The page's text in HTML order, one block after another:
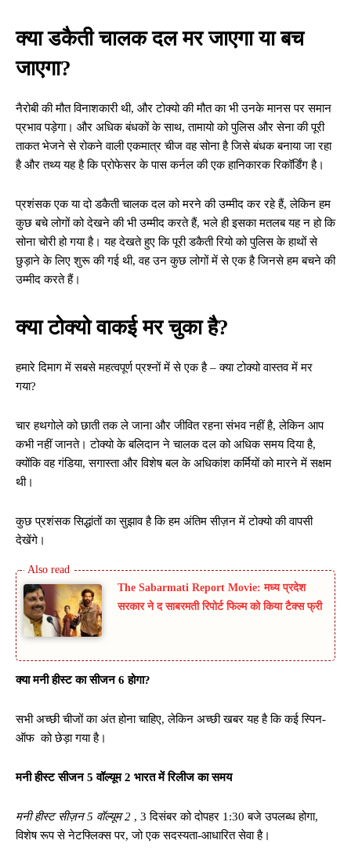
क्या डकैती चालक दल मर जाएगा या बच
जाएगा?
नैरोबी की मौत विनाशकारी थी, और टोक्यो की मौत का भी उनके मानस पर समान
प्रभाव पड़ेगा। और अधिक बंधकों के साथ, तामायो को पुलिस और सेना की पूरी
ताकत भेजने से रोकने वाली एकमात्र चीज वह सोना है जिसे बंधक बनाया जा रहा
है और तथ्य यह है कि प्रोफेसर के पास कर्नल की एक हानिकारक रिकॉर्डिंग है।
प्रशंसक एक या दो डकैती चालक दल को मरने की उम्मीद कर रहे हैं, लेकिन हम
कुछ बचे लोगों को देखने की भी उम्मीद करते हैं, भले ही इसका मतलब यह न हो कि
सोना चोरी हो गया है। यह देखते हुए कि पूरी डकैती रियो को पुलिस के हाथों से
छुड़ाने के लिए शुरू की गई थी, वह उन कुछ लोगों में से एक है जिनसे हम बचने की
उम्मीद करते हैं।
क्या टोक्यो वाकई मर चुका है?
हमारे दिमाग में सबसे महत्वपूर्ण प्रश्नों में से एक है – क्या टोक्यो वास्तव में मर
गया?
चार हथगोले को छाती तक ले जाना और जीवित रहना संभव नहीं है, लेकिन आप
कभी नहीं जानते। टोक्यो के बलिदान ने चालक दल को अधिक समय दिया है,
क्योंकि वह गंडिया, सगास्ता और विशेष बल के अधिकांश कर्मियों को मारने में सक्षम
थी।
कुछ प्रशंसक सिद्धांतों का सुझाव है कि हम अंतिम सीज़न में टोक्यो की वापसी
देखेंगे।
The Sabarmati Report Movie: मध्य प्रदेश
सरकार ने द साबरमती रिपोर्ट फिल्म को किया टैक्स फ्री
क्या मनी हीस्ट का सीजन 6 होगा?
सभी अच्छी चीजों का अंत होना चाहिए, लेकिन अच्छी खबर यह है कि कई स्पिन-
ऑफ को छेड़ा गया है।
मनी हीस्ट सीजन 5 वॉल्यूम 2 ​​भारत में रिलीज का समय
मनी हीस्ट सीज़न 5 वॉल्यूम 2 , 3 दिसंबर को दोपहर 1:30 बजे उपलब्ध होगा,
विशेष रूप से नेटफ्लिक्स पर, जो एक सदस्यता-आधारित सेवा है।